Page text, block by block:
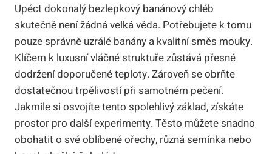
Upéct dokonalý bezlepkový banánový chléb
skutečně není žádná velká věda. Potřebujete k tomu
pouze správně uzrálé banány a kvalitní směs mouky.
Klíčem k luxusní vláčné struktuře zůstává přesné
dodržení doporučené teploty. Zároveň se obrňte
dostatečnou trpělivostí při samotném pečení.
Jakmile si osvojíte tento spolehlivý základ, získáte
prostor pro další experimenty. Těsto můžete snadno
obohatit o své oblíbené ořechy, různá semínka nebo